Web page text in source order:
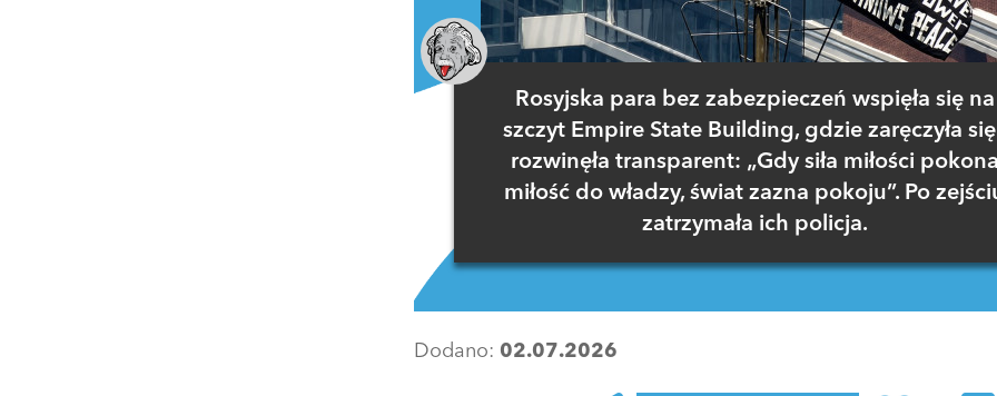
Rosyjska para bez zabezpieczeń wspięła się na
szczyt Empire State Building, gdzie zaręczyła
rozwinęła transparent: „Gdy siła miłości
miłość do władzy, świat zazna pokoju”. Po
zatrzymała ich policja.
Dodano: 02.07.2026